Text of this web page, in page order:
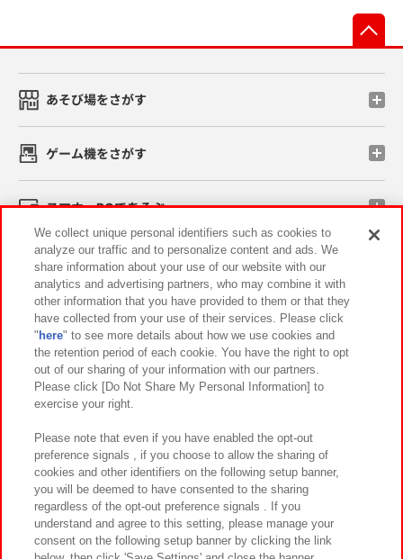
あそび場をさがす
ゲーム機をさがす
スマホ・PCであそぶ
イベント・キャンペーン
関連会社 サステナビリティ サイトポリシー
プライバシーポリシー ウェブアクセシビリティ方針と検証結果
お取引先さまとともに
カスタマーハラスメント対応方針 よくあるご質問・お問い合わせ
We collect unique personal identifiers such as cookies to
analyze our traffic and to personalize content and ads. We
share information about your use of our website with our
analytics and advertising partners, who may combine it with
other information that you have provided to them or that they
have collected from your use of their services. Please click
" here" to see more details about how we use cookies and
the retention period of each cookie. You have the right to opt
out of our sharing of your information with our partners.
Please click [Do Not Share My Personal Information] to
exercise your right.
Please note that even if you have enabled the opt-out
preference signals , if you choose to allow the sharing of
cookies and other identifiers on the following setup banner,
you will be deemed to have consented to the sharing
regardless of the opt-out preference signals . If you
understand and agree to this setting, please manage your
consent on the following setup banner by clicking the link